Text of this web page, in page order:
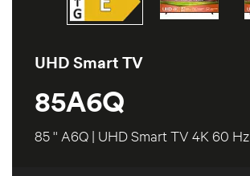
UHD Smart TV
85A6Q
85 '' A6Q | UHD Smart TV 4K 60 Hz